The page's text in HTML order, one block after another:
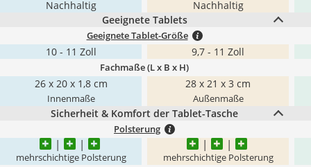
Nachhaltig
Nachhaltig
Geeignete Tablets
Geeignete Tablet-Größe
10 - 11 Zoll 9,7 - 11 Zoll
Fachmaße (L x B x H)
26 x 20 x 1,8 cm
Innenmaße
28 x 21 x 3 cm
Außenmaße
Sicherheit & Komfort der Tablet-Tasche
Polsterung
mehrschichtige Polsterung mehrschichtige Polsterung